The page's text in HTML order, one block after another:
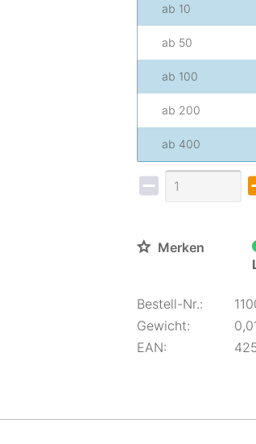
ab 10
ab 50
ab 100
ab 200
ab 400
Merken
Bestell-Nr.:
Gewicht:
EAN: